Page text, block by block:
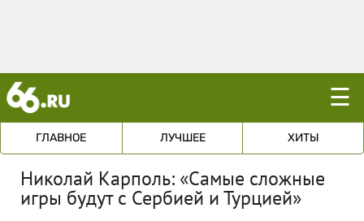
☰
ГЛАВНОЕ ЛУЧШЕЕ ХИТЫ
Николай Карполь: «Самые сложные
игры будут с Сербией и Турцией»